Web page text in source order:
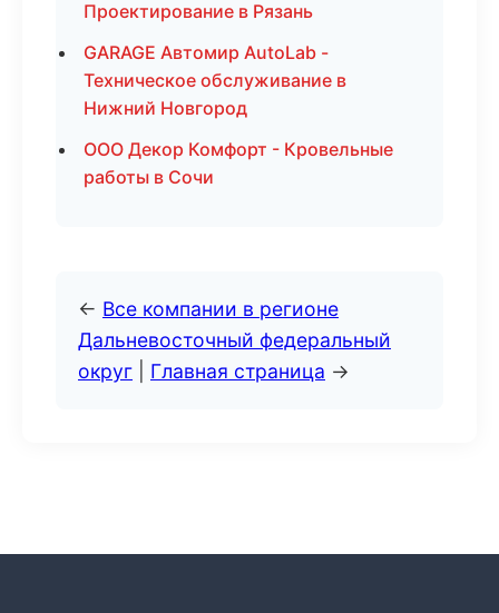
Проектирование в Рязань
GARAGE Автомир AutoLab -
Техническое обслуживание в
Нижний Новгород
ООО Декор Комфорт - Кровельные
работы в Сочи
← Все компании в регионе
Дальневосточный федеральный
округ
Главная страница →